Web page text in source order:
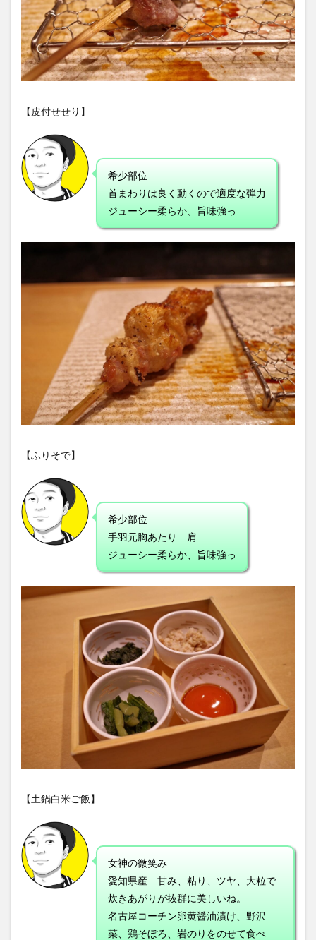
【皮付せせり】
希少部位
首まわりは良く動くので適度な弾力
ジューシー柔らか、旨味強っ
【ふりそで】
希少部位
手羽元胸あたり 肩
ジューシー柔らか、旨味強っ
【土鍋白米ご飯】
女神の微笑み
愛知県産 甘み、粘り、ツヤ、大粒で
炊きあがりが抜群に美しいね。
名古屋コーチン卵黄醤油漬け、野沢
菜、鶏そぼろ、岩のりをのせて食べ